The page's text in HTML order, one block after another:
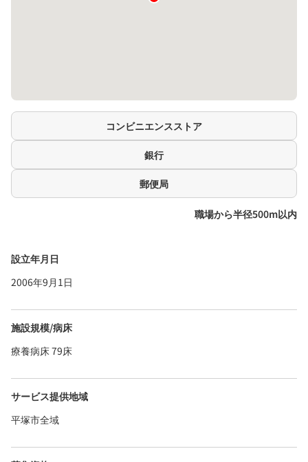
コンビニエンスストア
銀行
郵便局
職場から半径500m以内
設立年月日
2006年9月1日
施設規模/病床
療養病床 79床
サービス提供地域
平塚市全域